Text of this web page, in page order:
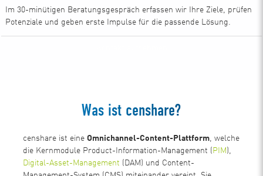
Im 30-minütigen Beratungsgespräch erfassen wir Ihre Ziele, prüfen
Potenziale und geben erste Impulse für die passende Lösung.
Was ist censhare?
censhare ist eineOmnichannel-Content-Plattform, welche
die Kernmodule Product-Information-Management ( PIM),
Digital-Asset-Management (DAM) und Content-